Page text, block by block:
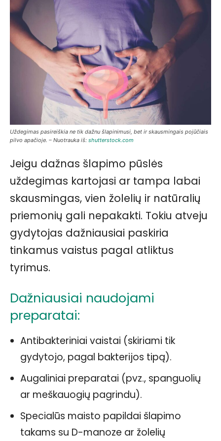
Uždegimas pasireiškia ne tik dažnu šlapinimusi, bet ir skausmingais pojūčiais
pilvo apačioje. – Nuotrauka iš: shutterstock.com
Jeigu dažnas šlapimo pūslės
uždegimas kartojasi ar tampa labai
skausmingas, vien žolelių ir natūralių
priemonių gali nepakakti. Tokiu atveju
gydytojas dažniausiai paskiria
tinkamus vaistus pagal atliktus
tyrimus.
Dažniausiai naudojami
preparatai:
Antibakteriniai vaistai (skiriami tik
gydytojo, pagal bakterijos tipą).
Augaliniai preparatai (pvz., spanguolių
ar meškauogių pagrindu).
Specialūs maisto papildai šlapimo
takams su D-manoze ar žolelių